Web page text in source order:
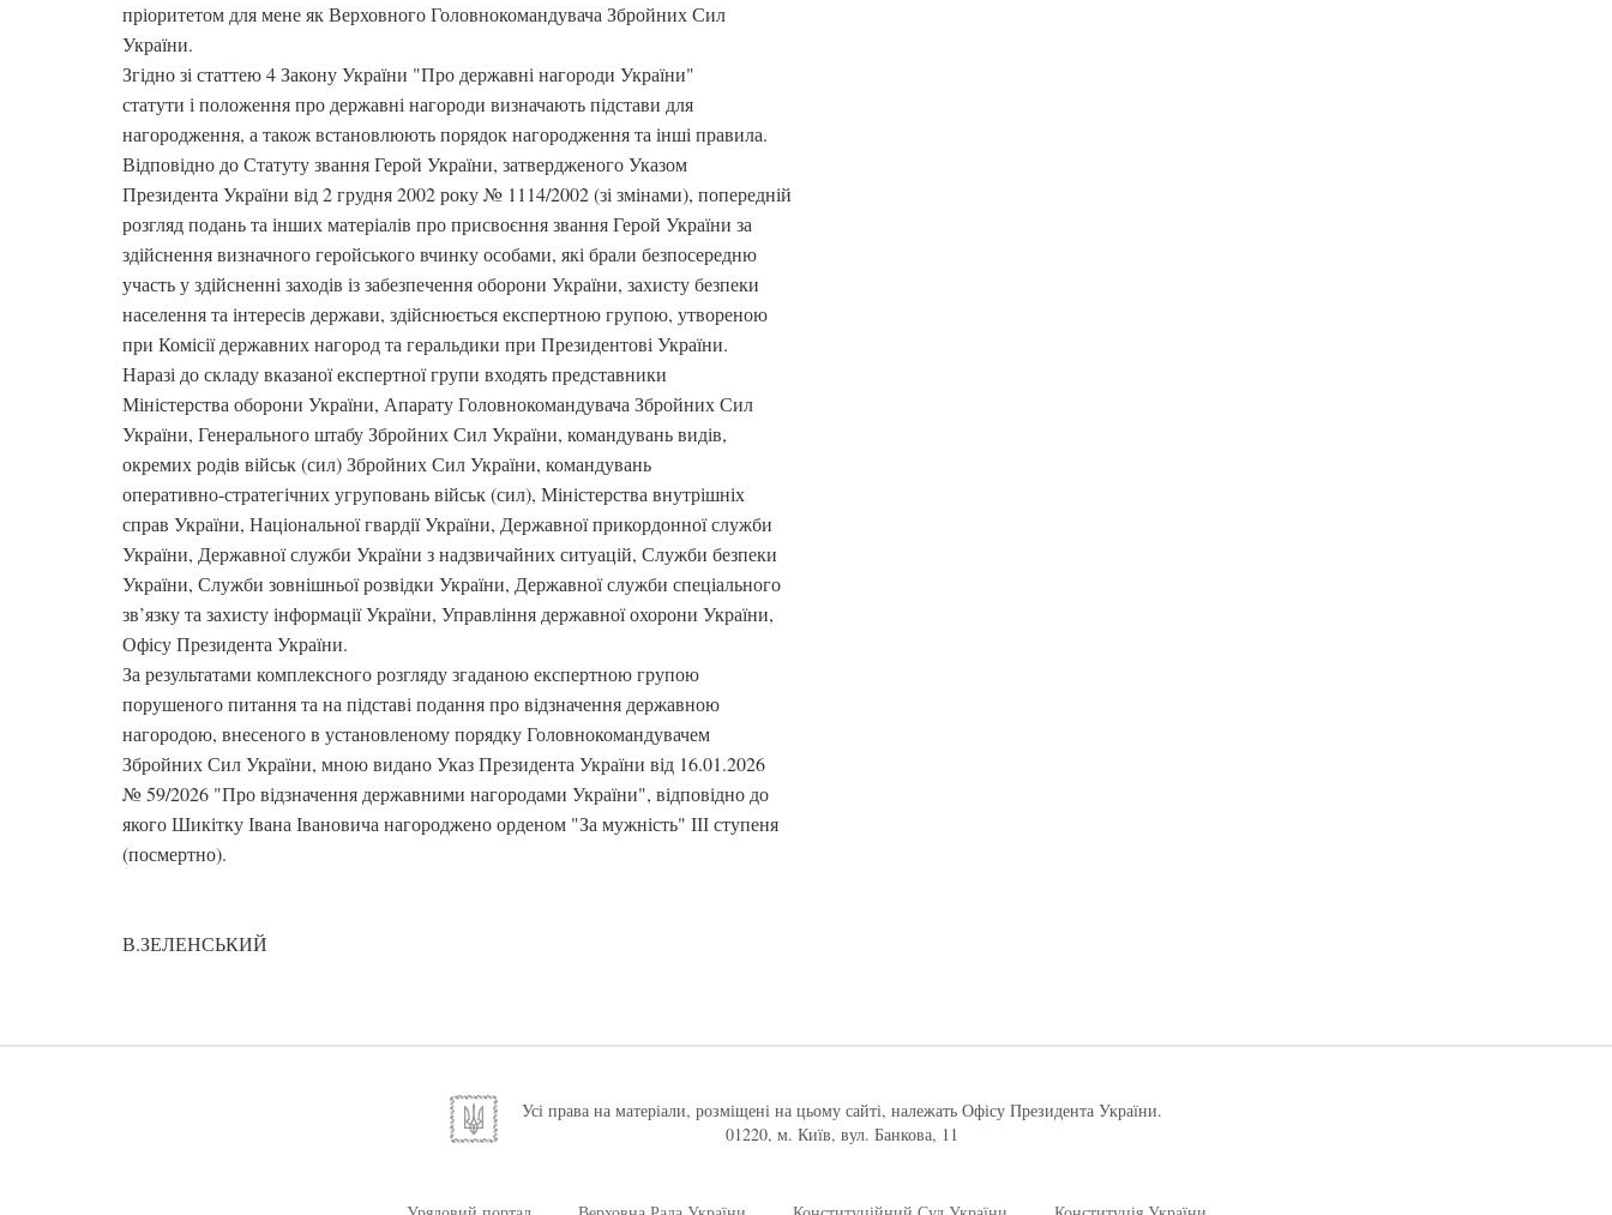
пріоритетом для мене як Верховного Головнокомандувача Збройних Сил
України.
Згідно зі статтею 4 Закону України "Про державні нагороди України"
статути і положення про державні нагороди визначають підстави для
нагородження, а також встановлюють порядок нагородження та інші правила.
Відповідно до Статуту звання Герой України, затвердженого Указом
Президента України від 2 грудня 2002 року № 1114/2002 (зі змінами), попередній
розгляд подань та інших матеріалів про присвоєння звання Герой України за
здійснення визначного геройського вчинку особами, які брали безпосередню
участь у здійсненні заходів із забезпечення оборони України, захисту безпеки
населення та інтересів держави, здійснюється експертною групою, утвореною
при Комісії державних нагород та геральдики при Президентові України.
Наразі до складу вказаної експертної групи входять представники
Міністерства оборони України, Апарату Головнокомандувача Збройних Сил
України, Генерального штабу Збройних Сил України, командувань видів,
окремих родів військ (сил) Збройних Сил України, командувань
оперативно-стратегічних угруповань військ (сил), Міністерства внутрішніх
справ України, Національної гвардії України, Державної прикордонної служби
України, Державної служби України з надзвичайних ситуацій, Служби безпеки
України, Служби зовнішньої розвідки України, Державної служби спеціального
зв’язку та захисту інформації України, Управління державної охорони України,
Офісу Президента України.
За результатами комплексного розгляду згаданою експертною групою
порушеного питання та на підставі подання про відзначення державною
нагородою, внесеного в установленому порядку Головнокомандувачем
Збройних Сил України, мною видано Указ Президента України від 16.01.2026
№ 59/2026 "Про відзначення державними нагородами України", відповідно до
якого Шикітку Івана Івановича нагороджено орденом "За мужність" ІІІ ступеня
(посмертно).
В.ЗЕЛЕНСЬКИЙ
Усі права на матеріали, розміщені на цьому сайті, належать Офісу Президента України.
01220, м. Київ, вул. Банкова, 11